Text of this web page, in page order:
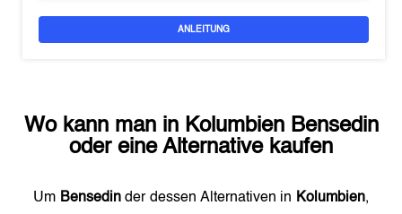
ANLEITUNG
Wo kann man in Kolumbien Bensedin
oder eine Alternative kaufen
Um Bensedinder dessen Alternativen in Kolumbien,